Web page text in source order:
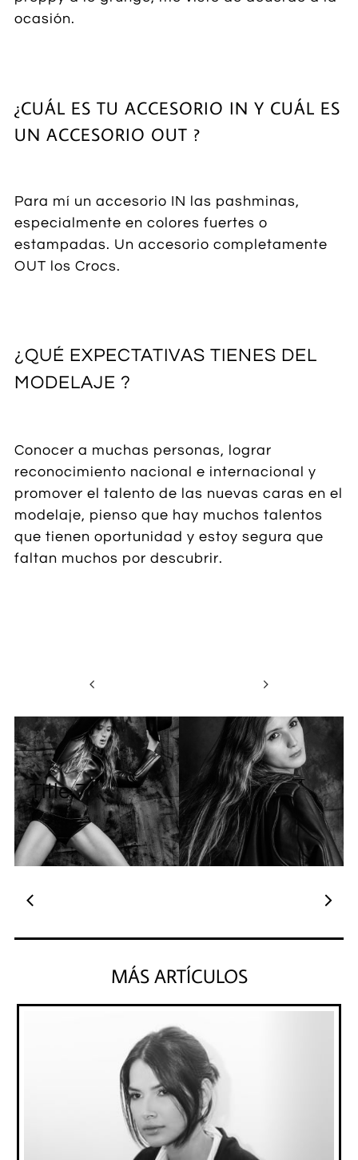
ocasión.
¿CUÁL ES TU ACCESORIO IN Y CUÁL ES
UN ACCESORIO OUT ?
Para mí un accesorio IN las pashminas,
especialmente en colores fuertes o
estampadas. Un accesorio completamente
OUT los Crocs.
¿QUÉ EXPECTATIVAS TIENES DEL
MODELAJE ?
Conocer a muchas personas, lograr
reconocimiento nacional e internacional y
promover el talento de las nuevas caras en el
modelaje, pienso que hay muchos talentos
que tienen oportunidad y estoy segura que
faltan muchos por descubrir.
 
Title 7
 
MÁS ARTÍCULOS